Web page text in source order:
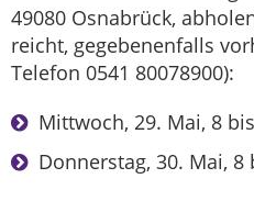
49080 Osnabrück,
reicht, gegebenenfalls
Telefon 0541 80078900):
Mittwoch, 29. Mai, 8
Donnerstag, 30. Mai, 8